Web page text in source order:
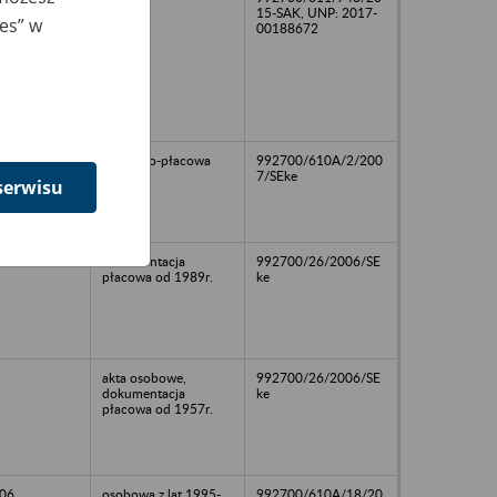
15-SAK, UNP: 2017-
00188672
osobowo-płacowa
992700/610A/2/200
7/SEke
dokumentacja
płacowa od 1989r.
992700/26/2006/SE
ke
akta osobowe,
dokumentacja
płacowa od 1957r.
992700/26/2006/SE
ke
w